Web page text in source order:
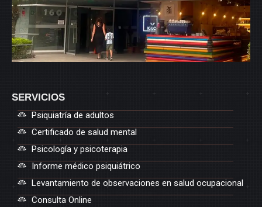
SERVICIOS
Psiquiatría de adultos
Certificado de salud mental
Psicología y psicoterapia
Informe médico psiquiátrico
Levantamiento de observaciones en salud ocupacional
Consulta Online